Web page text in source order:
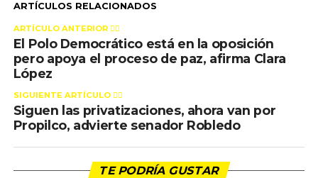
ARTÍCULOS RELACIONADOS
ARTÍCULO ANTERIOR 👉🏻
El Polo Democrático está en la oposición
pero apoya el proceso de paz, afirma Clara
López
SIGUIENTE ARTÍCULO 👈🏻
Siguen las privatizaciones, ahora van por
Propilco, advierte senador Robledo
TE PODRÍA GUSTAR